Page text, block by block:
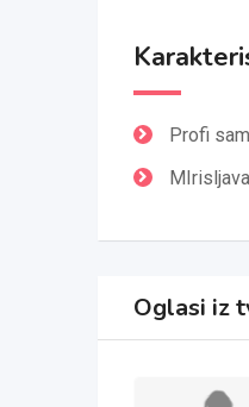
Profi sam
Oglasi iz